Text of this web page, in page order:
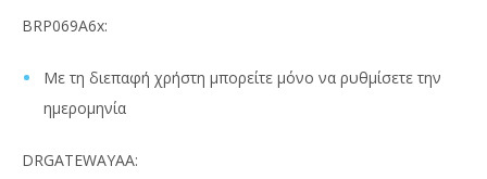
BRP069A6x:
Με τη διεπαφή χρήστη μπορείτε μόνο να ρυθμίσετε την
ημερομηνία
DRGATEWAYAA: